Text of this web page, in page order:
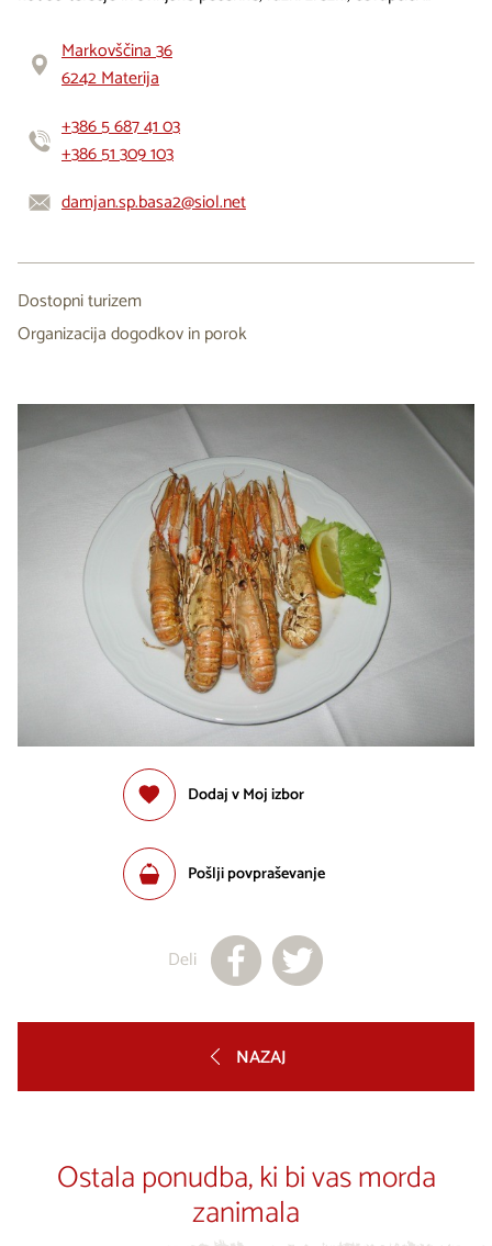
Markovščina 36
6242 Materija
+386 5 687 41 03
+386 51 309 103
damjan.sp.basa2@siol.net
Dostopni turizem
Organizacija dogodkov in porok
Dodaj v Moj izbor
Pošlji povpraševanje
Deli
NAZAJ
Ostala ponudba, ki bi vas morda
zanimala